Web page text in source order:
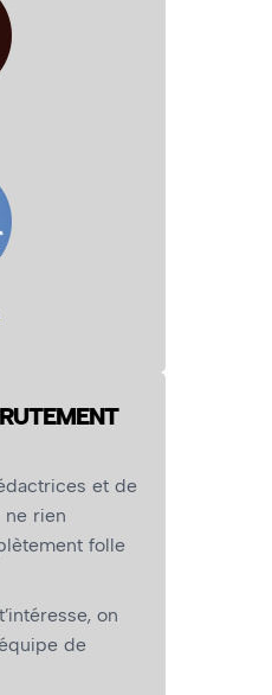
et de
ne rien
folle
on
de